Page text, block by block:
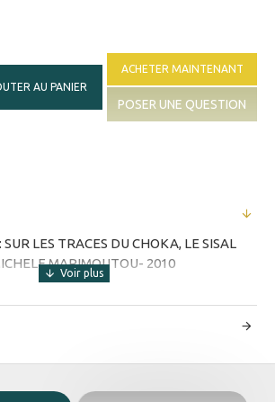
AU PANIER
ACHETER MAINTENANT
POSER UNE QUESTION
LES TRACES DU CHOKA, LE SISAL
MARIMOUTOU- 2010